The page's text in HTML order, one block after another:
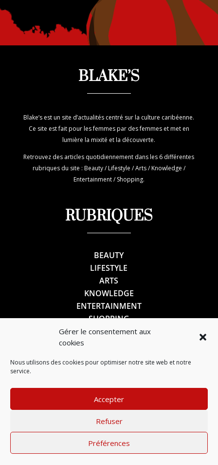
Gérer le consentement aux
cookies
Nous utilisons des cookies pour optimiser notre site web et notre
service.
Accepter
Refuser
Préférences
BLAKE’S
Blake’s est un site d’actualités centré sur la culture caribéenne.
Ce site est fait pour les femmes par des femmes et met en
lumière la mixité et la découverte.
Retrouvez des articles quotidiennement dans les 6 différentes
rubriques du site : Beauty / Lifestyle / Arts / Knowledge /
Entertainment / Shopping.
RUBRIQUES
BEAUTY
LIFESTYLE
ARTS
KNOWLEDGE
ENTERTAINMENT
SHOPPING
SUIVEZ-NOUS
Mentions légales–Politique de confidentialité